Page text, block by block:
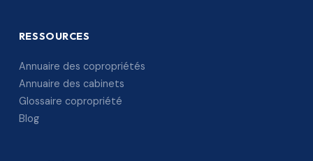
RESSOURCES
Annuaire des copropriétés
Annuaire des cabinets
Glossaire copropriété
Blog